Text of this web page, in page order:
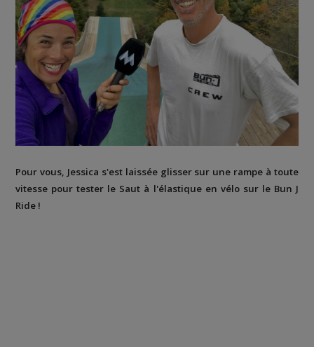
Pour vous, Jessica s'est laissée glisser sur une rampe à toute
vitesse pour tester le Saut à l'élastique en vélo sur le Bun J
Ride !